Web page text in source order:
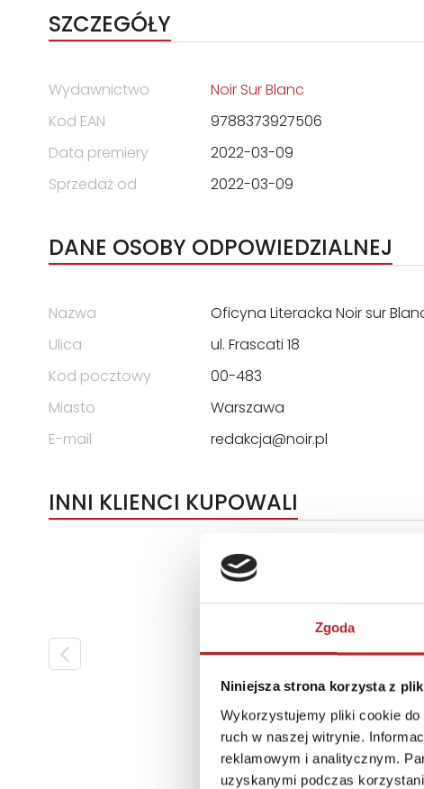
Zgoda
Niniejsza strona korzysta z
Wykorzystujemy pliki cookie
ruch w naszej witrynie.
reklamowym i analitycznym.
uzyskanymi podczas
SZCZEGÓŁY
Wydawnictwo
Noir Sur Blanc
Kod EAN
9788373927506
Data premiery
2022-03-09
Sprzedaż od
2022-03-09
DANE OSOBY ODPOWIEDZIALNEJ
Nazwa
Oficyna Literacka Noir sur
Ulica
ul. Frascati 18
Kod pocztowy
00-483
Miasto
Warszawa
E-mail
redakcja@noir.pl
INNI KLIENCI KUPOWALI